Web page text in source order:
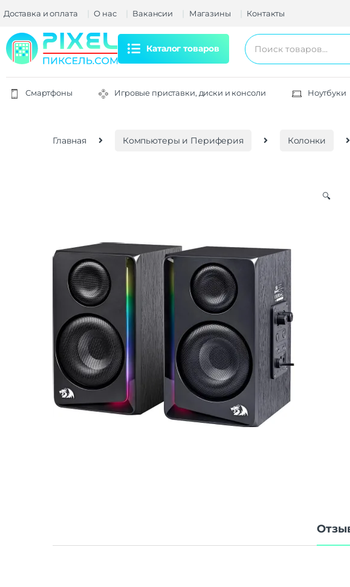
Доставка и оплата О нас Вакансии Магазины Контакты
Каталог товаров
Смартфоны Игровые приставки, диски и консоли Ноутбуки
Главная Компьютеры и Периферия Колонки
🔍